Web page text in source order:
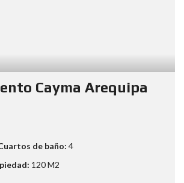
Cayma Arequipa
de baño: 4
120 M2